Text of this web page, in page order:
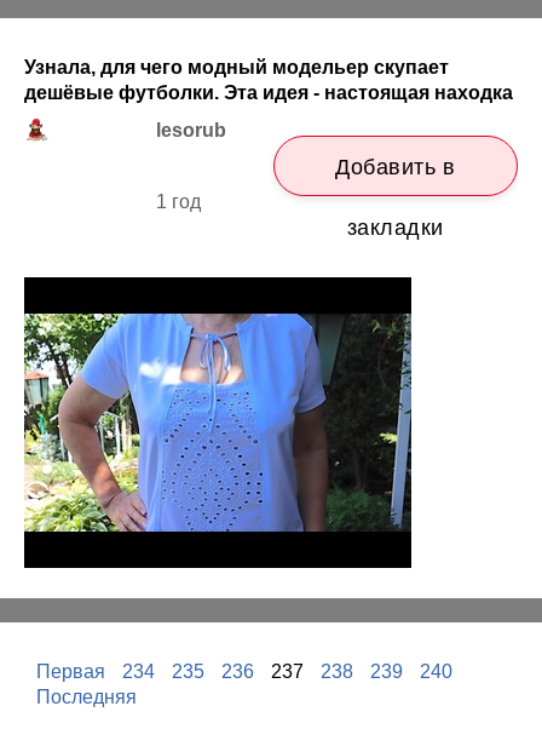
Узнала, для чего модный модельер скупает
дешёвые футболки. Эта идея - настоящая находка
lesorub
1 год
Добавить в
закладки
Первая 234 235 236 237 238 239
240
Последняя